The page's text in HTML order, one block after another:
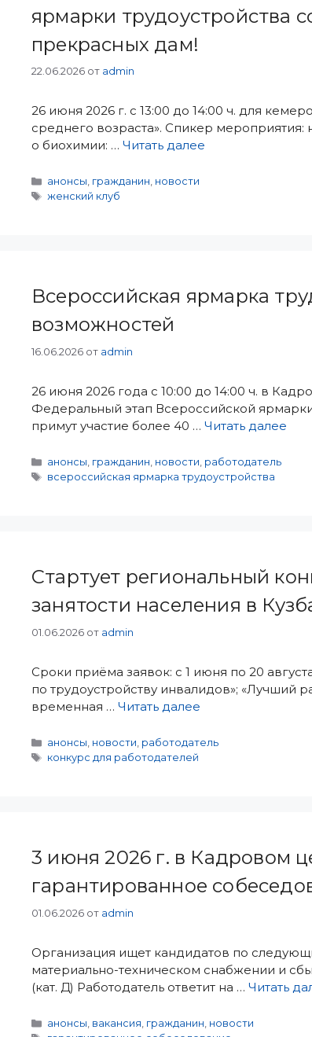
ярмарки трудоустройства
прекрасных дам!
22.06.2026 от admin
26 июня 2026 г. с 13:00 до 14:00 ч. для
среднего возраста». Спикер мероприятия:
о биохимии: … Читать далее
Рубрики
анонсы, гражданин, новости
Метки
женский клуб
Всероссийская ярмарка
возможностей
16.06.2026 от admin
26 июня 2026 года с 10:00 до 14:00 ч. в
Федеральный этап Всероссийской
примут участие более 40 … Читать далее
Рубрики
анонсы, гражданин, новости, работодатель
Метки
всероссийская ярмарка трудоустройства
Стартует региональный
занятости населения в
01.06.2026 от admin
Сроки приёма заявок: с 1 июня по 20
по трудоустройству инвалидов»; «Лучший
временная … Читать далее
Рубрики
анонсы, новости, работодатель
Метки
конкурс для работодателей
3 июня 2026 г. в Кадровом
гарантированное
01.06.2026 от admin
Организация ищет кандидатов по
материально-техническом снабжении и
(кат. Д) Работодатель ответит на … Читать
Рубрики
анонсы, вакансия, гражданин, новости